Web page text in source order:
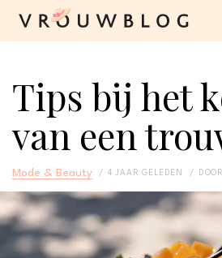
Tips bij het
van een
Mode & Beauty 4 JAAR GELEDEN DOOR